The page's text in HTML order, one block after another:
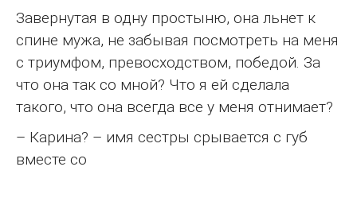
Завернутая в одну простыню, она льнет к
спине мужа, не забывая посмотреть на меня
с триумфом, превосходством, победой. За
что она так со мной? Что я ей сделала
такого, что она всегда все у меня отнимает?
– Карина? – имя сестры срывается с губ
вместе со